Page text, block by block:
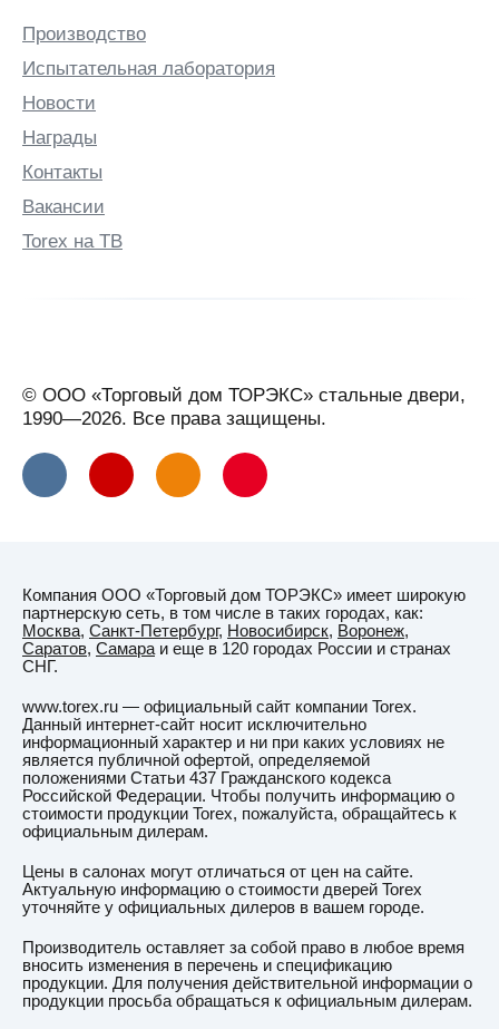
Производство
Испытательная лаборатория
Новости
Награды
Контакты
Вакансии
Torex на ТВ
© ООО «Торговый дом ТОРЭКС» стальные двери,
1990—2026. Все права защищены.
Компания ООО «Торговый дом ТОРЭКС» имеет широкую
партнерскую сеть, в том числе в таких городах, как:
Москва, Санкт-Петербург, Новосибирск, Воронеж,
Саратов, Самара и еще в 120 городах России и странах
СНГ.
www.torex.ru — официальный сайт компании Torex.
Данный интернет-сайт носит исключительно
информационный характер и ни при каких условиях не
является публичной офертой, определяемой
положениями Статьи 437 Гражданского кодекса
Российской Федерации. Чтобы получить информацию о
стоимости продукции Torex, пожалуйста, обращайтесь к
официальным дилерам.
Цены в салонах могут отличаться от цен на сайте.
Актуальную информацию о стоимости дверей Torex
уточняйте у официальных дилеров в вашем городе.
Производитель оставляет за собой право в любое время
вносить изменения в перечень и спецификацию
продукции. Для получения действительной информации о
продукции просьба обращаться к официальным дилерам.